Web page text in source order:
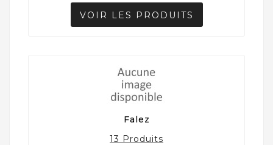
VOIR LES PRODUITS
Falez
13 Produits